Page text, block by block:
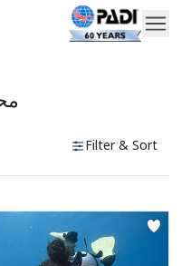
Filter & Sort
Products